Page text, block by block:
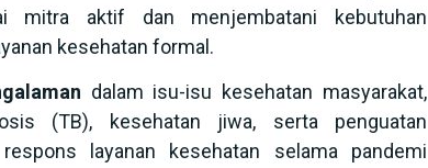
mitra aktif dan menjembatani kebutuhan
kesehatan formal.
dalam isu-isu kesehatan masyarakat,
(TB), kesehatan jiwa, serta penguatan
layanan kesehatan selama pandemi